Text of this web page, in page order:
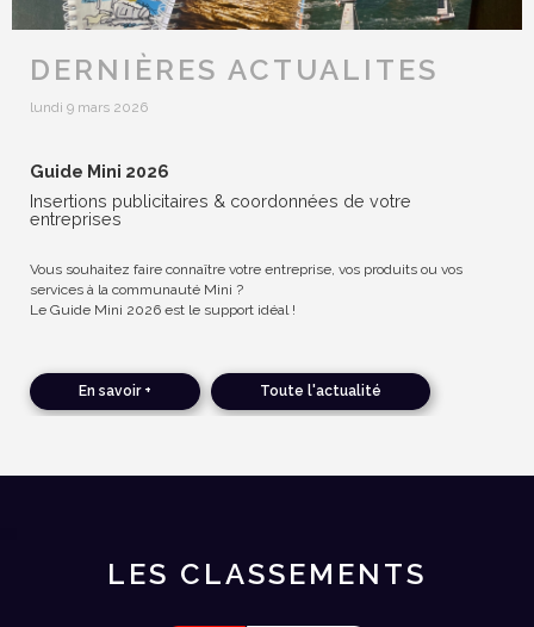
DERNIÈRES ACTUALITES
lundi 9 mars 2026
Guide Mini 2026
Insertions publicitaires & coordonnées de votre
entreprises
Vous souhaitez faire connaître votre entreprise, vos produits ou vos
services à la communauté Mini ?
Le Guide Mini 2026 est le support idéal !
En savoir + Toute l'actualité
LES CLASSEMENTS